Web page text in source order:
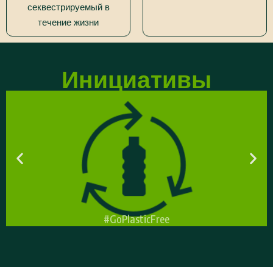
секвестрируемый в
течение жизни
Инициативы
#GoPlasticFree